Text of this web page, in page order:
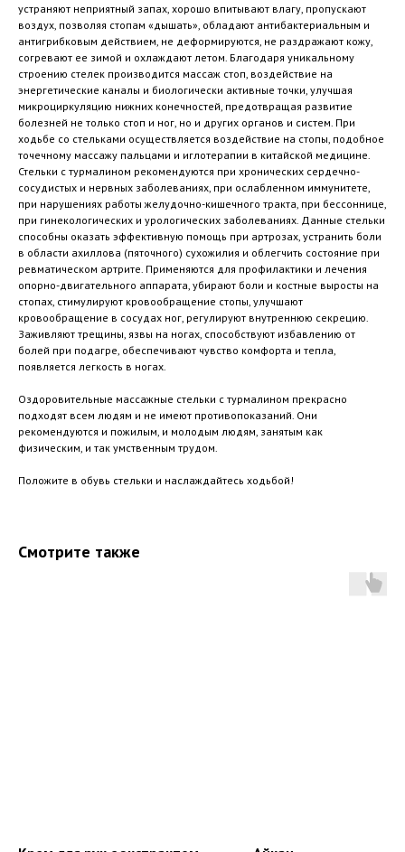
устраняют неприятный запах, хорошо впитывают влагу, пропускают
воздух, позволяя стопам «дышать», обладают антибактериальным и
антигрибковым действием, не деформируются, не раздражают кожу,
согревают ее зимой и охлаждают летом. Благодаря уникальному
строению стелек производится массаж стоп, воздействие на
энергетические каналы и биологически активные точки, улучшая
микроциркуляцию нижних конечностей, предотвращая развитие
болезней не только стоп и ног, но и других органов и систем. При
ходьбе со стельками осуществляется воздействие на стопы, подобное
точечному массажу пальцами и иглотерапии в китайской медицине.
Стельки с турмалином рекомендуются при хронических сердечно-
сосудистых и нервных заболеваниях, при ослабленном иммунитете,
при нарушениях работы желудочно-кишечного тракта, при бессоннице,
при гинекологических и урологических заболеваниях. Данные стельки
способны оказать эффективную помощь при артрозах, устранить боли
в области ахиллова (пяточного) сухожилия и облегчить состояние при
ревматическом артрите. Применяются для профилактики и лечения
опорно-двигательного аппарата, убирают боли и костные выросты на
стопах, стимулируют кровообращение стопы, улучшают
кровообращение в сосудах ног, регулируют внутреннюю секрецию.
Заживляют трещины, язвы на ногах, способствуют избавлению от
болей при подагре, обеспечивают чувство комфорта и тепла,
появляется легкость в ногах.
Оздоровительные массажные стельки с турмалином прекрасно
подходят всем людям и не имеют противопоказаний. Они
рекомендуются и пожилым, и молодым людям, занятым как
физическим, и так умственным трудом.
Положите в обувь стельки и наслаждайтесь ходьбой!
Смотрите также